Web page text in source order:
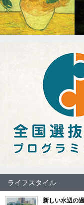
ライフスタイル
新しい水辺の